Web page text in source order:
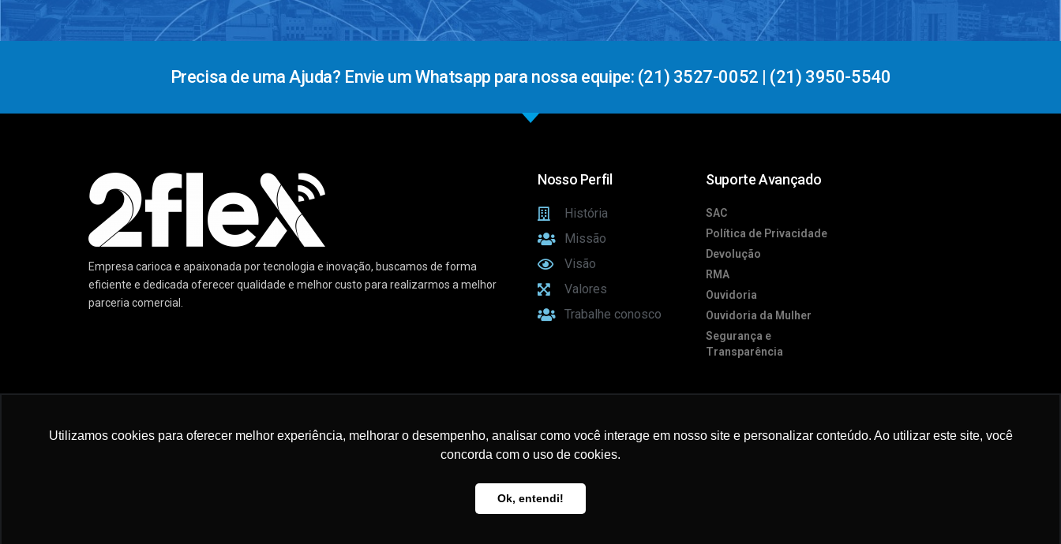
Utilizamos cookies para oferecer melhor experiência, melhorar o desempenho, analisar como você interage em nosso site e personalizar conteúdo. Ao utilizar este site, você
concorda com o uso de cookies.
Ok, entendi!
Precisa de uma Ajuda? Envie um Whatsapp para nossa equipe: (21) 3527-0052 | (21) 3950-5540
Empresa carioca e apaixonada por tecnologia e inovação, buscamos de forma
eficiente e dedicada oferecer qualidade e melhor custo para realizarmos a melhor
parceria comercial.
Nosso Perfil
História
Missão
Visão
Valores
Trabalhe conosco
Suporte Avançado
SAC
Política de Privacidade
Devolução
RMA
Ouvidoria
Ouvidoria da Mulher
Segurança e
Transparência
© 2022 :: 2 Flex Telecom :: Excelência em Tecnologia e Conectividade